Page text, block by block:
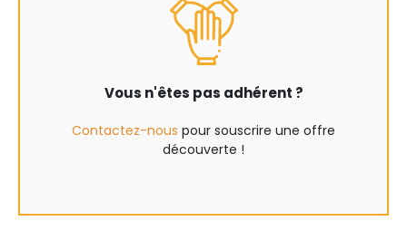
Vous n'êtes pas adhérent ?
Contactez-nous pour souscrire une offre
découverte !